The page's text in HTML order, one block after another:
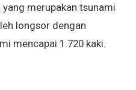
merupakan tsunami
longsor dengan
mencapai 1.720 kaki.